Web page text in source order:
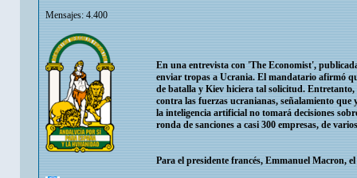
Mensajes: 4.400
En una entrevista con 'The Economist',
enviar tropas a Ucrania. El mandatario afirmó
de batalla y Kiev hiciera tal solicitud.
contra las fuerzas ucranianas, señalamiento
la inteligencia artificial no tomará decisiones
ronda de sanciones a casi 300 empresas, de
Para el presidente francés, Emmanuel Macron,